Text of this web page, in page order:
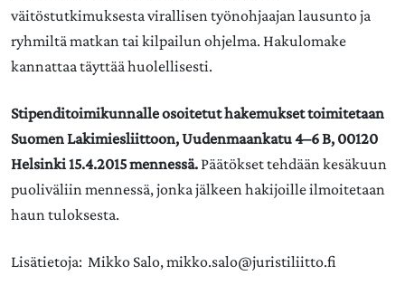
väitöstutkimuksesta virallisen työnohjaajan lausunto ja
ryhmiltä matkan tai kilpailun ohjelma. Hakulomake
kannattaa täyttää huolellisesti.
Stipenditoimikunnalle osoitetut hakemukset toimitetaan
Suomen Lakimiesliittoon, Uudenmaankatu 4–6 B, 00120
Helsinki 15.4.2015 mennessä. Päätökset tehdään kesäkuun
puoliväliin mennessä, jonka jälkeen hakijoille ilmoitetaan
haun tuloksesta.
Lisätietoja: Mikko Salo, mikko.salo@juristiliitto.fi